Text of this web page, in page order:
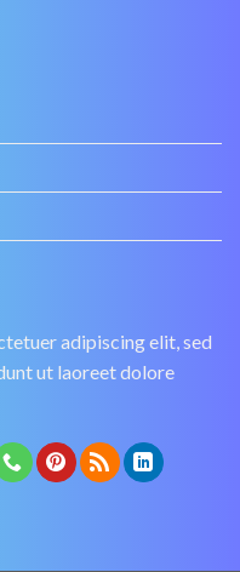
adipiscing elit, sed
ut laoreet dolore